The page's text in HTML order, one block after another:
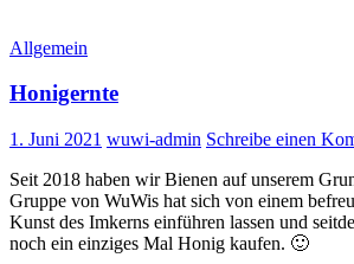
Allgemein
Honigernte
1. Juni 2021 wuwi-admin Schreibe einen
Seit 2018 haben wir Bienen auf unserem
Gruppe von WuWis hat sich von einem
Kunst des Imkerns einführen lassen und
noch ein einziges Mal Honig kaufen. 🙂